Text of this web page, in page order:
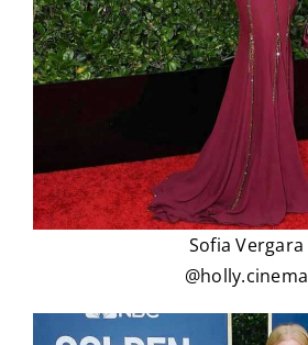
Sofia Vergara
@holly.cinema